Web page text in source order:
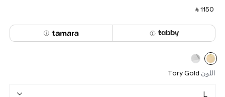
‎ ⃁ ⁦1150⁩ ‎
اللون Tory Gold
L